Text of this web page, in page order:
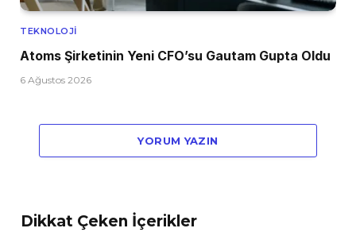
TEKNOLOJI
Atoms Şirketinin Yeni CFO’su Gautam Gupta Oldu
6 Ağustos 2026
YORUM YAZIN
Dikkat Çeken İçerikler